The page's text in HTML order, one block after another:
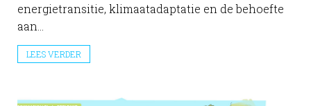
energietransitie, klimaatadaptatie en de behoefte
aan...
LEES VERDER